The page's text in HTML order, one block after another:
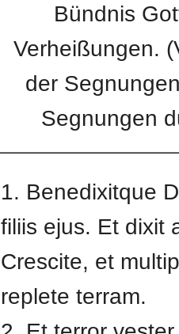
Bündnis
Verheißungen.
der
Segnungen
1. Benedixitque
filiis ejus. Et dixit
Crescite, et
replete terram.